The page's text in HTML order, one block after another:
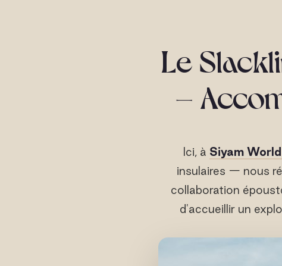
Le
–
Ici, à Siyam
insulaires — nous
collaboration
d'accueillir un